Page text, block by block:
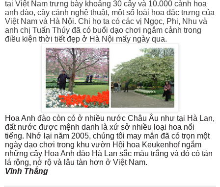
tại Việt Nam trưng bày khoảng 30 cây và 10.000 cành hoa
anh đào, cây cảnh nghệ thuật, một số loài hoa đặc trưng của
Việt Nam và Hà Nội. Chi họ ta có các vị Ngọc, Phi, Nhu và
anh chị Tuấn Thúy đã có buổi dạo chơi ngắm cảnh trong
điều kiện thời tiết đẹp ở Hà Nội mấy ngày qua.
Hoa Anh đào còn có ở nhiều nước Châu Âu như tại Hà Lan,
đất nước được mệnh danh là xứ sở nhiều loại hoa nổi
tiếng. Nhớ lại năm 2005, chúng tôi may mắn đã có trọn một
ngày dạo chơi trong khu vườn Hội hoa Keukenhof ngắm
những cây Hoa Anh đào Hà Lan sắc màu trắng và đỏ có tán
lá rộng, nở rộ và lâu tàn hơn ở Việt Nam.
Vĩnh Thắng